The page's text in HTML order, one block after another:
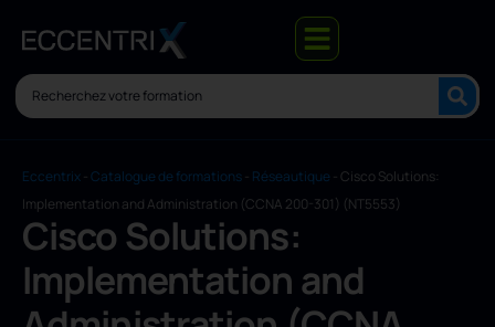
Eccentrix Catalogue de formations Réseautique Cisco Solutions:
Implementation and Administration (CCNA 200-301) (NT5553)
Cisco Solutions:
Implementation and